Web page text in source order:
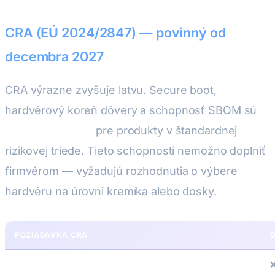
CRA (EÚ 2024/2847) — povinný od
decembra 2027
CRA výrazne zvyšuje latvu. Secure boot,
hardvérový koreň dôvery a schopnosť SBOM sú
pre produkty v štandardnej
rizikovej triede. Tieto schopnosti nemožno doplniť
firmvérom — vyžadujú rozhodnutia o výbere
hardvéru na úrovni kremíka alebo dosky.